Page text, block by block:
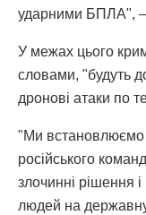
ударними БПЛА", –
У межах цього
словами, "будуть
дронові атаки по
"Ми встановлюємо
російського
злочинні рішення
людей на державну